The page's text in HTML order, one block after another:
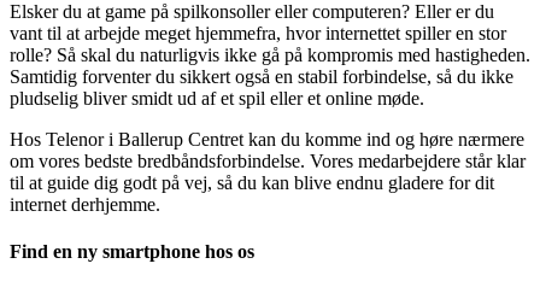
Elsker du at game på spilkonsoller eller computeren? Eller er du
vant til at arbejde meget hjemmefra, hvor internettet spiller en stor
rolle? Så skal du naturligvis ikke gå på kompromis med hastigheden.
Samtidig forventer du sikkert også en stabil forbindelse, så du ikke
pludselig bliver smidt ud af et spil eller et online møde.
Hos Telenor i Ballerup Centret kan du komme ind og høre nærmere
om vores bedste bredbåndsforbindelse. Vores medarbejdere står klar
til at guide dig godt på vej, så du kan blive endnu gladere for dit
internet derhjemme.
Find en ny smartphone hos os